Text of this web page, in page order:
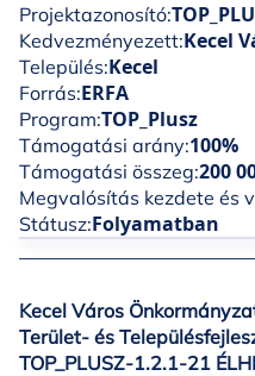
Projektazonosító:
Kedvezményezett:Kecel
Település:Kecel
Forrás:ERFA
Program:TOP_Plusz
Támogatási arány:100%
Támogatási összeg:200
Megvalósítás kezdete és
Státusz:Folyamatban
Kecel Város
Terület- és
TOP_PLUSZ-1.2.1-21